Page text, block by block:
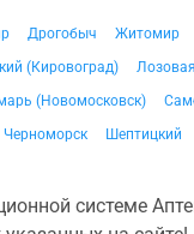
Дрогобыч
Житомир
(Кировоград)
Лозовая
(Новомосковск)
Черноморск Шептицкий
системе